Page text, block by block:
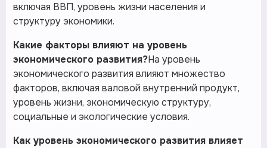
включая ВВП, уровень жизни населения и
структуру экономики.
Какие факторы влияют на уровень
экономического развития?На уровень
экономического развития влияют множество
факторов, включая валовой внутренний продукт,
уровень жизни, экономическую структуру,
социальные и экологические условия.
Как уровень экономического развития влияет